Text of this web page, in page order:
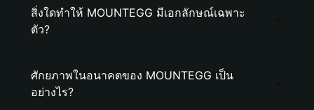
สิ่งใดทำให้ MOUNTEGG มีเอกลักษณ์เฉพาะ
ตัว?
ศักยภาพในอนาคตของ MOUNTEGG เป็น
อย่างไร?